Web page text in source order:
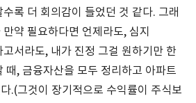
록 더 회의감이 들었던 것 같다. 그래
약 필요하다면 언제라도, 심지
서라도, 내가 진정 그걸 원하기만 한
때, 금융자산을 모두 정리하고 아파트
.(그것이 장기적으로 수익률이 주식보